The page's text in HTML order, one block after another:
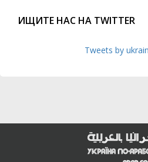
ИЩИТЕ НАС НА TWITTER
Tweets by